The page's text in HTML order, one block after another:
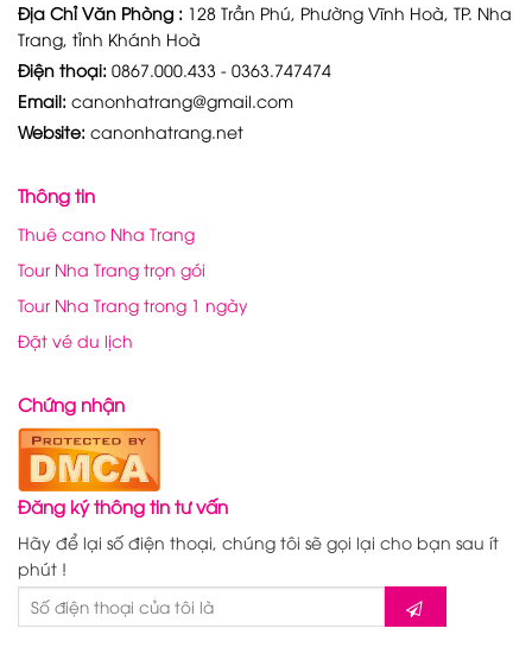
Địa Chỉ Văn Phòng : 128 Trần Phú, Phường Vĩnh Hoà, TP. Nha
Trang, tỉnh Khánh Hoà
Điện thoại: 0867.000.433 - 0363.747474
Email: canonhatrang@gmail.com
Website: canonhatrang.net
Thông tin
Thuê cano Nha Trang
Tour Nha Trang trọn gói
Tour Nha Trang trong 1 ngày
Đặt vé du lịch
Chứng nhận
Đăng ký thông tin tư vấn
Hãy để lại số điện thoại, chúng tôi sẽ gọi lại cho bạn sau ít
phút !